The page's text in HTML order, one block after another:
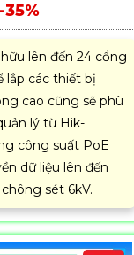
35%
lên đến 24 cổng
lắp các thiết bị
cao cũng sẽ phù
lý từ Hik-
công suất PoE
dữ liệu lên đến
sét 6kV.